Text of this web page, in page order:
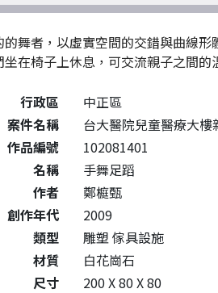
舞者，以虛實空間的交錯與曲線
在椅子上休息，可交流親子之間的
作品詳細資料
行政區
中正區
案件名稱
台大醫院兒童醫療大樓
作品編號
102081401
名稱
手舞足蹈
作者
鄭榳甄
創作年代
2009
類型
雕塑 傢具設施
材質
白花崗石
尺寸
200 X 80 X 80